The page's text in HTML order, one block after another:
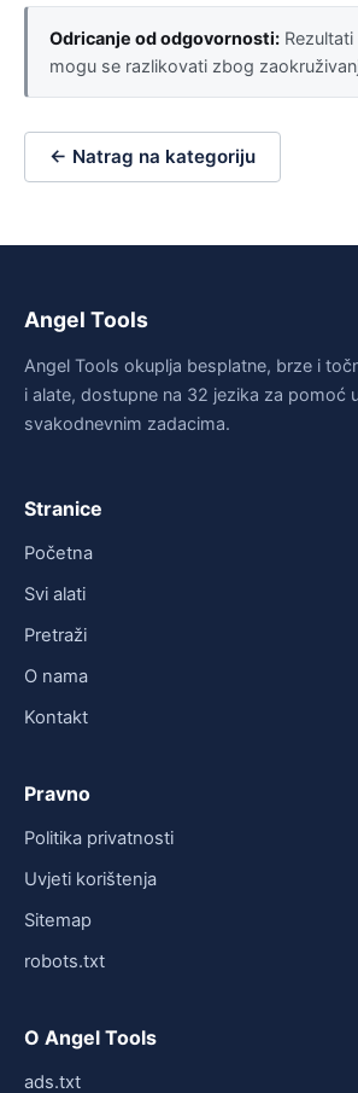
Odricanje od odgovornosti:
mogu se razlikovati zbog
← Natrag na kategoriju
Angel Tools
Angel Tools okuplja besplatne, brze i
i alate, dostupne na 32 jezika za pomoć
svakodnevnim zadacima.
Stranice
Početna
Svi alati
Pretraži
O nama
Kontakt
Pravno
Politika privatnosti
Uvjeti korištenja
Sitemap
robots.txt
O Angel Tools
ads.txt